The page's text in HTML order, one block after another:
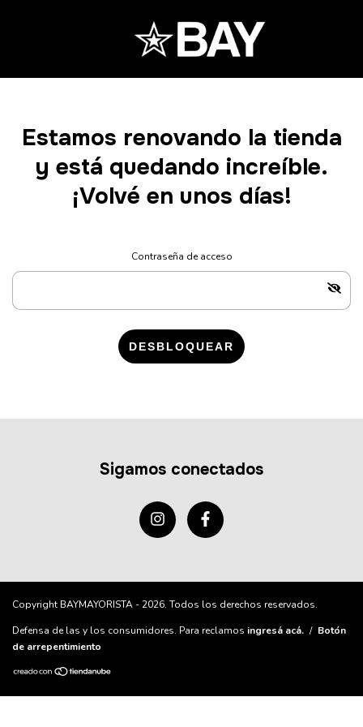
Estamos renovando la tienda
y está quedando increíble.
¡Volvé en unos días!
Contraseña de acceso
DESBLOQUEAR
Sigamos conectados
Copyright BAYMAYORISTA - 2026. Todos los derechos reservados.
Defensa de las y los consumidores. Para reclamos ingresá acá. / Botón
de arrepentimiento